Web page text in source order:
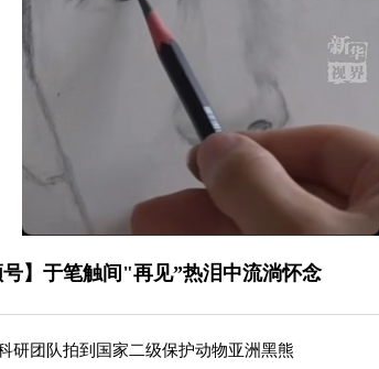
】于笔触间"再见”热泪中流淌怀念
研团队拍到国家二级保护动物亚洲黑熊